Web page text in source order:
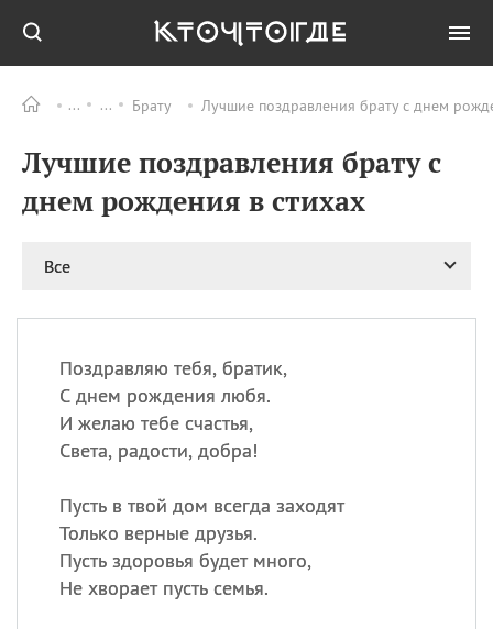
Брату Лучшие поздравления брату с днем
Лучшие поздравления брату с
днем рождения в стихах
Все
Поздравляю тебя, братик,
С днем рождения любя.
И желаю тебе счастья,
Света, радости, добра!
Пусть в твой дом всегда заходят
Только верные друзья.
Пусть здоровья будет много,
Не хворает пусть семья.
ПРАЗДНИКИ Все
09.08 День памяти жертв
бомбардировки
день
рисового пудинга
09.08
Сегодня празднуют именины
Сергей